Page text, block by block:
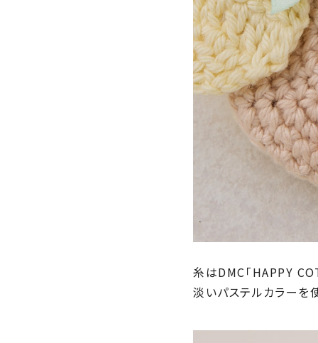
糸はDMC「HAPPY
淡いパステルカラーを